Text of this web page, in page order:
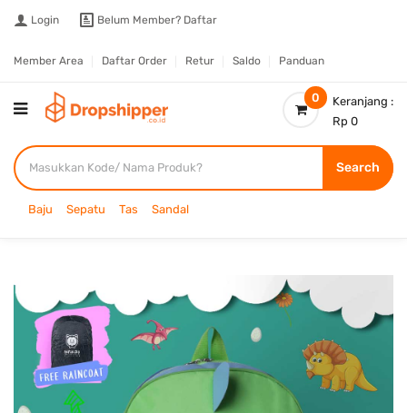
Login Belum Member? Daftar
Member Area Daftar Order Retur Saldo Panduan
0
Keranjang :
Rp 0
Search
Baju Sepatu Tas Sandal